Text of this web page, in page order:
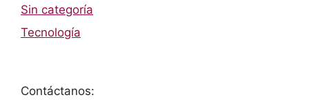
Sin categoría
Tecnología
Contáctanos: